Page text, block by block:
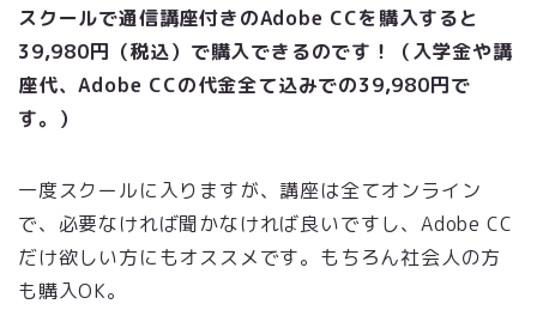
スクールで通信講座付きのAdobe CCを購入すると
39,980円（税込）で購入できるのです！（入学金や講
座代、Adobe CCの代金全て込みでの39,980円で
す。）
一度スクールに入りますが、講座は全てオンライン
で、必要なければ聞かなければ良いですし、Adobe CC
だけ欲しい方にもオススメです。もちろん社会人の方
も購入OK。